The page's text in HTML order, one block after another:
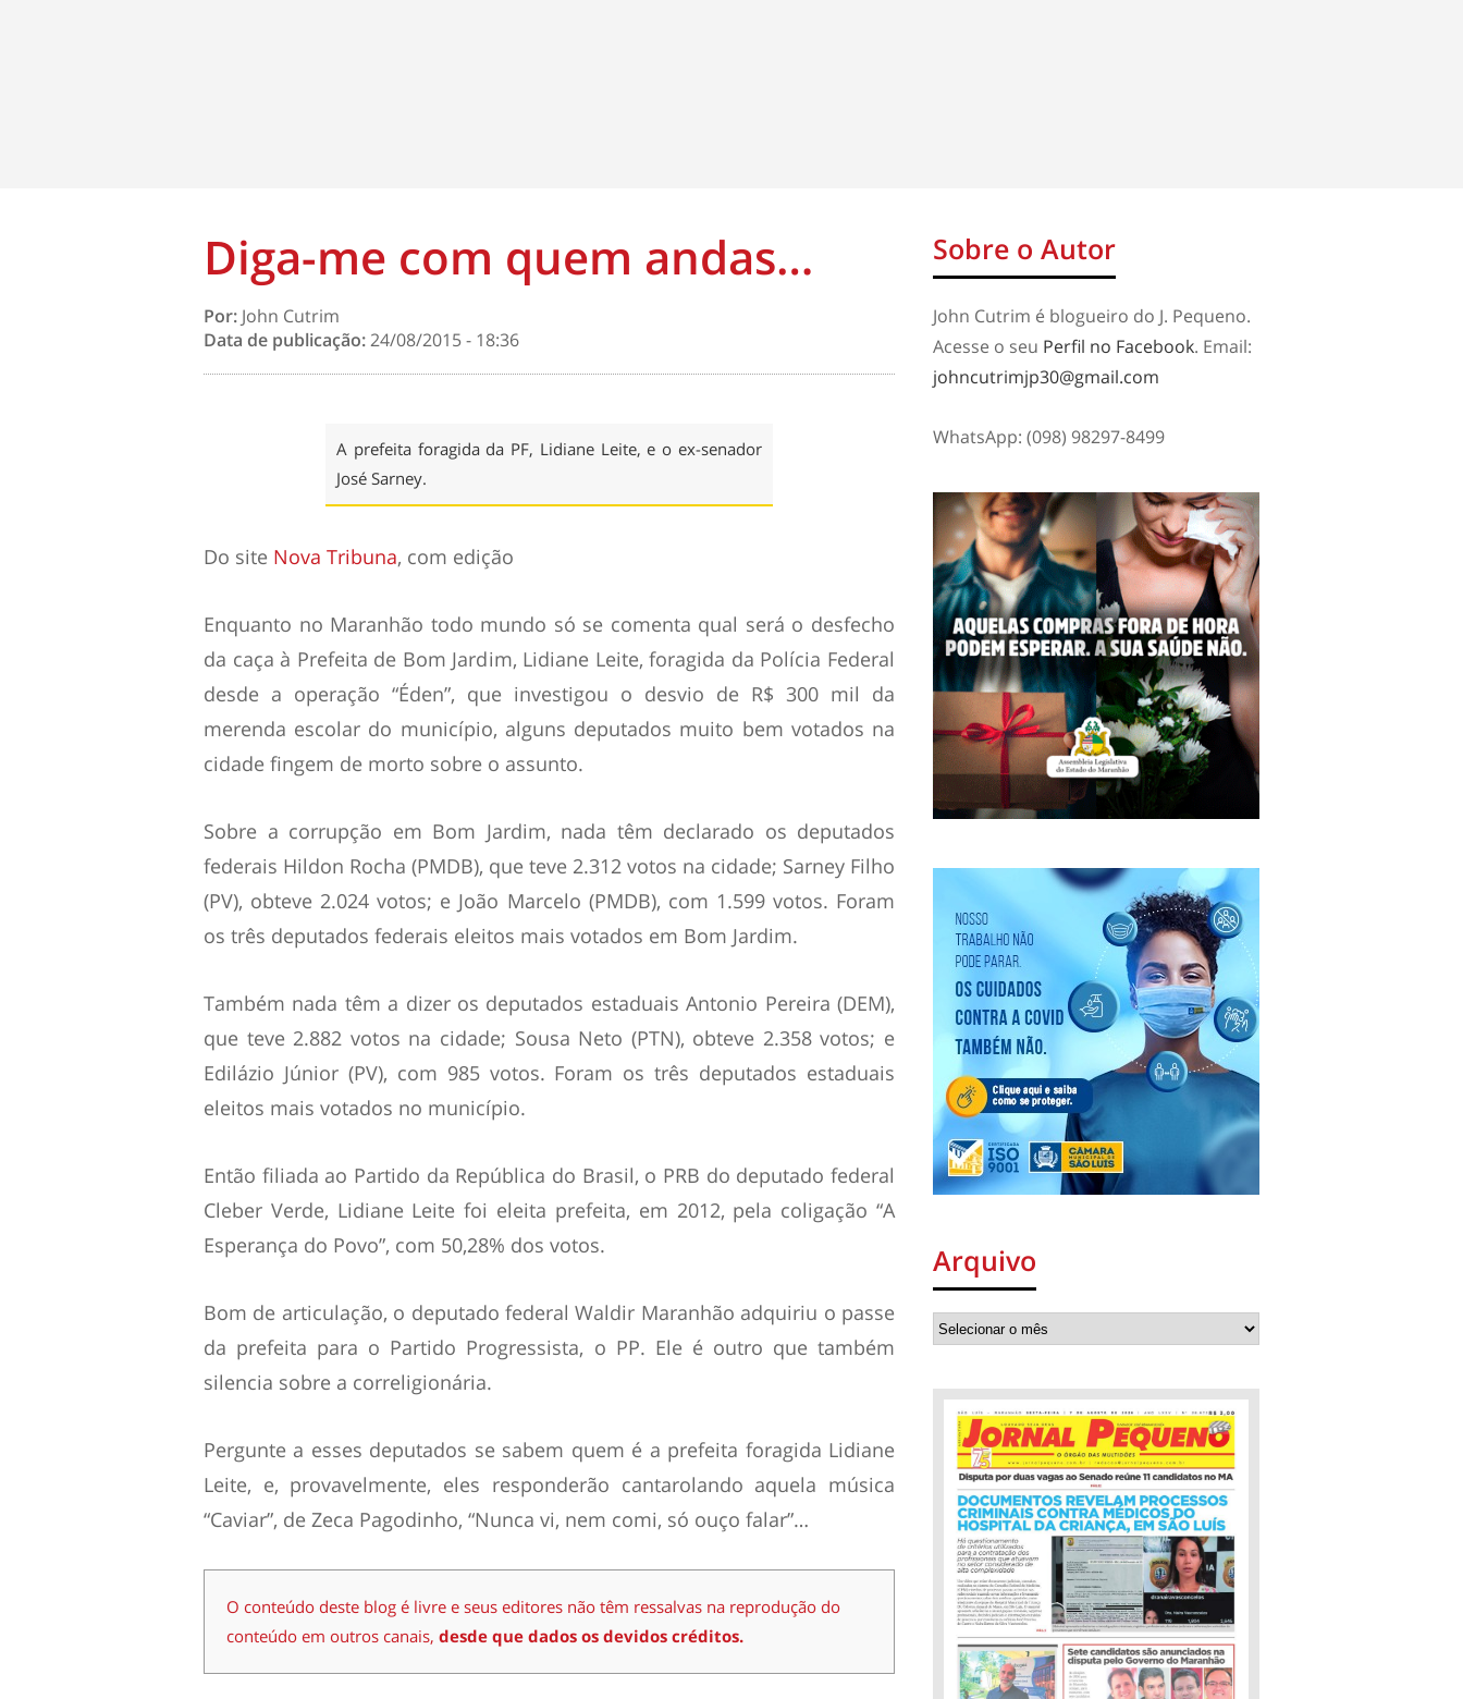
Diga-me com quem andas…
Por: John Cutrim
Data de publicação:24/08/2015 - 18:36
A prefeita foragida da PF, Lidiane Leite, e o ex-senador
José Sarney.
Do site Nova Tribuna, com edição
Enquanto no Maranhão todo mundo só se comenta qual será o desfecho
da caça à Prefeita de Bom Jardim, Lidiane Leite, foragida da Polícia Federal
desde a operação “Éden”, que investigou o desvio de R$ 300 mil da
merenda escolar do município, alguns deputados muito bem votados na
cidade fingem de morto sobre o assunto.
Sobre a corrupção em Bom Jardim, nada têm declarado os deputados
federais Hildon Rocha (PMDB), que teve 2.312 votos na cidade; Sarney Filho
(PV), obteve 2.024 votos; e João Marcelo (PMDB), com 1.599 votos. Foram
os três deputados federais eleitos mais votados em Bom Jardim.
Também nada têm a dizer os deputados estaduais Antonio Pereira (DEM),
que teve 2.882 votos na cidade; Sousa Neto (PTN), obteve 2.358 votos; e
Edilázio Júnior (PV), com 985 votos. Foram os três deputados estaduais
eleitos mais votados no município.
Então filiada ao Partido da República do Brasil, o PRB do deputado federal
Cleber Verde, Lidiane Leite foi eleita prefeita, em 2012, pela coligação “A
Esperança do Povo”, com 50,28% dos votos.
Bom de articulação, o deputado federal Waldir Maranhão adquiriu o passe
da prefeita para o Partido Progressista, o PP. Ele é outro que também
silencia sobre a correligionária.
Pergunte a esses deputados se sabem quem é a prefeita foragida Lidiane
Leite, e, provavelmente, eles responderão cantarolando aquela música
“Caviar”, de Zeca Pagodinho, “Nunca vi, nem comi, só ouço falar”…
O conteúdo deste blog é livre e seus editores não têm ressalvas na reprodução do
conteúdo em outros canais, desde que dados os devidos créditos.
Sobre o Autor
John Cutrim é blogueiro do J. Pequeno.
Acesse o seu Perfil no Facebook. Email:
johncutrimjp30@gmail.com
WhatsApp: (098) 98297-8499
Arquivo